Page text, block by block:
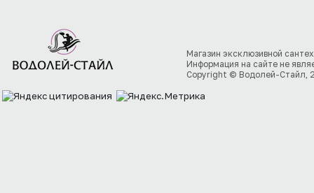
Магазин эксклюзивной
Информация на сайте не
Copyright © Водолей-Стайл,